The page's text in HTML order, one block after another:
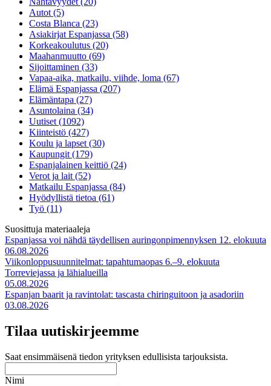
Autot (5)
Costa Blanca (23)
Asiakirjat Espanjassa (58)
Korkeakoulutus (20)
Maahanmuutto (69)
Sijoittaminen (33)
Vapaa-aika, matkailu, viihde, loma (67)
Elämä Espanjassa (207)
Elämäntapa (27)
Asuntolaina (34)
Uutiset (1092)
Kiinteistö (427)
Koulu ja lapset (30)
Kaupungit (179)
Espanjalainen keittiö (24)
Verot ja lait (52)
Matkailu Espanjassa (84)
Hyödyllistä tietoa (61)
Työ (11)
Suosittuja materiaaleja
Espanjassa voi nähdä täydellisen auringonpimennyksen 12. elokuuta
06.08.2026
Viikonloppusuunnitelmat: tapahtumaopas 6.–9. elokuuta
Torreviejassa ja lähialueilla
05.08.2026
Espanjan baarit ja ravintolat: tascasta chiringuitoon ja asadoriin
03.08.2026
Tilaa uutiskirjeemme
Saat ensimmäisenä tiedon yrityksen edullisista tarjouksista.
Nimi